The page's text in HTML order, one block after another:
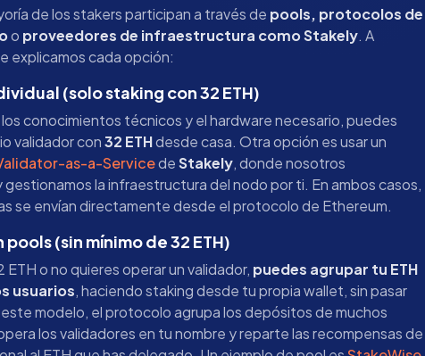
de los stakers participan a través de pools, protocolos de
o proveedores de infraestructura como Stakely. A
explicamos cada opción:
(solo staking con 32 ETH)
conocimientos técnicos y el hardware necesario, puedes
validador con32 ETHdesde casa. Otra opción es usar un
as-a-ServicedeStakely, donde nosotros
la infraestructura del nodo por ti. En ambos casos,
se envían directamente desde el protocolo de Ethereum.
pools (sin mínimo de 32 ETH)
ETH o no quieres operar un validador, puedes agrupar tu ETH
usuarios, haciendo staking desde tu propia wallet, sin pasar
este modelo, el protocolo agrupa los depósitos de muchos
los validadores en tu nombre y reparte las recompensas de